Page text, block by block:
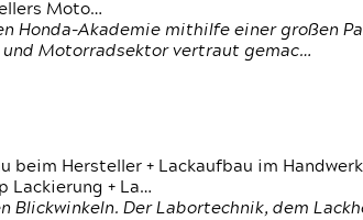
Moto…
Honda-Akademie mithilfe einer großen
und Motorradsektor vertraut gemac…
beim Hersteller + Lackaufbau im
Lackierung + La…
Der Labortechnik, dem